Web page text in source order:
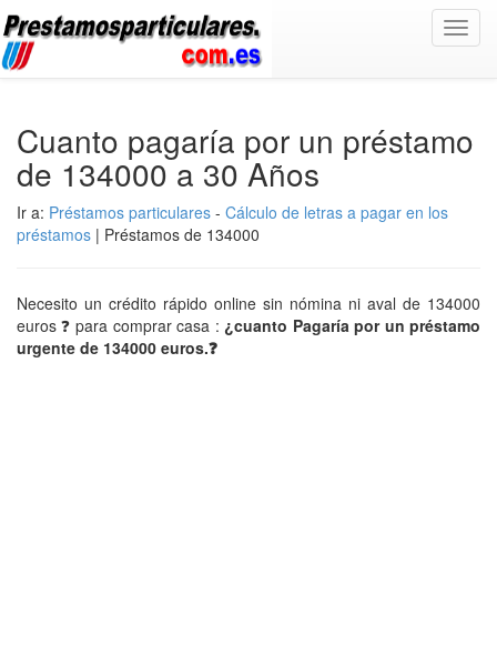
Cuanto pagaría por un préstamo
de 134000 a 30 Años
Ir a: Préstamos particulares - Cálculo de letras a pagar en los
préstamos | Préstamos de 134000
Necesito un crédito rápido online sin nómina ni aval de 134000
euros ❓ para comprar casa :¿cuanto Pagaría por un préstamo
urgente de 134000 euros.❓